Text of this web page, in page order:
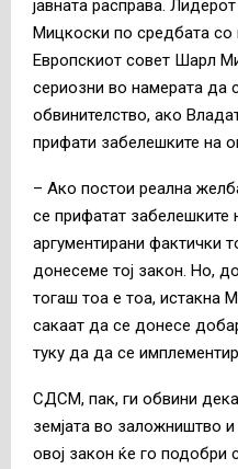
јавната расправа. Лидерот
Мицкоски по средбата со
Европскиот совет Шарл
сериозни во намерата да
обвинителство, ако
прифати забелешките на
– Ако постои реална
се прифатат забелешките
аргументирани фактички
донесеме тој закон. Но,
тогаш тоа е тоа, истакна
сакаат да се донесе
туку да да се
СДСМ, пак, ги обвини
земјата во заложништво
овој закон ќе го подобри